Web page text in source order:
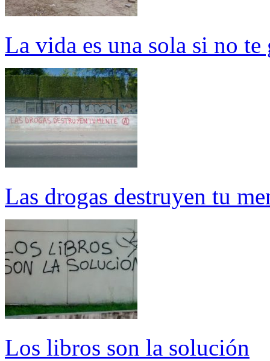
La vida es una sola si no te
Las drogas destruyen tu
Los libros son la solución